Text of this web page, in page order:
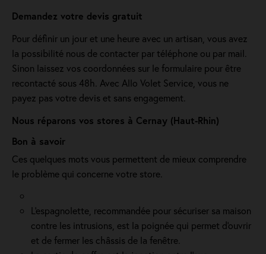
Demandez votre devis gratuit
Pour définir un jour et une heure avec un artisan, vous avez
la possibilité nous de contacter par téléphone ou par mail.
Sinon laissez vos coordonnées sur le formulaire pour être
recontacté sous 48h. Avec Allo Volet Service, vous ne
payez pas votre devis et sans engagement.
Nous réparons vos stores à Cernay (Haut-Rhin)
Bon à savoir
Ces quelques mots vous permettent de mieux comprendre
le problème qui concerne votre store.
L'espagnolette, recommandée pour sécuriser sa maison
contre les intrusions, est la poignée qui permet d'ouvrir
et de fermer les châssis de la fenêtre.